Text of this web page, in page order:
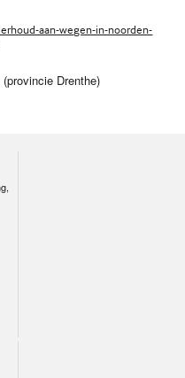
aan-wegen-in-noorden-
Drenthe)